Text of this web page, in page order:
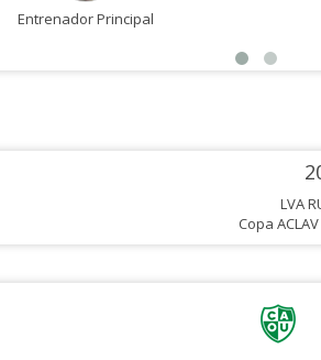
Entrenador Principal
LVA
Copa